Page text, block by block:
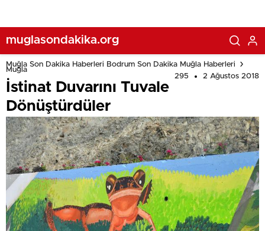
muglasondakika.org
Muğla Son Dakika Haberleri Bodrum Son Dakika Muğla Haberleri
Muğla
295
2 Ağustos 2018
İstinat Duvarını Tuvale
Dönüştürdüler